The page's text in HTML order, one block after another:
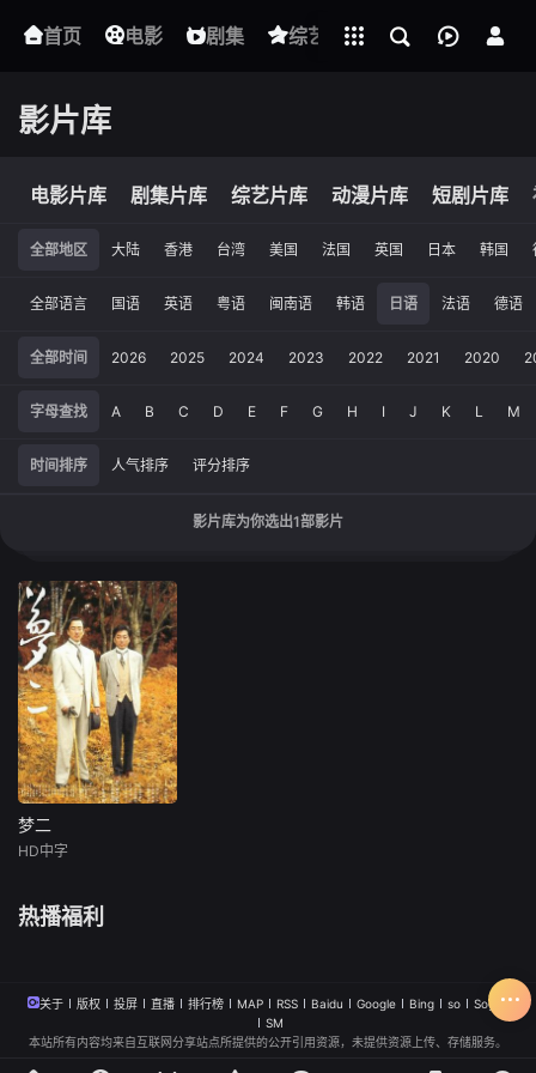
首页 电影 剧集 综艺 动漫 短剧
下载客户端
影片库
电影片库 剧集片库 综艺片库 动漫片库 短剧片库
全部地区 大陆 香港 台湾 美国 法国 英国 日本 韩国
全部语言 国语 英语 粤语 闽南语 韩语 日语 法语 德语
全部时间 2026 2025 2024 2023 2022 2021 2020
字母查找 A B C D E F G H I J K L M
时间排序 人气排序 评分排序
影片库为你选出1部影片
梦二
宫崎万纯
元。作為“大正三部
片充滿了肉欲色情
梦二
HD中字
热播福利
关于 版权 投屏 直播 排行榜 MAP RSS Baidu Google Bing so
Sogou
SM
本站所有内容均来自互联网分享站点所提供的公开引用资源，未提供资源上传、存储服务。